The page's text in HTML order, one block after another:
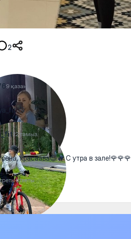
2
9 қазан
😘
12 тамыз
красаава😍🔥 С утра в зале!🌹🌹🌹
ответы